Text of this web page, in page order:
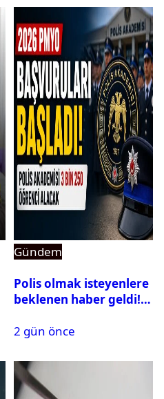
Gündem
Polis olmak isteyenlere
beklenen haber geldi!
2 gün önce